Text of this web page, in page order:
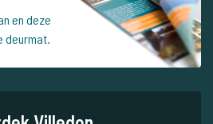
en deze
deurmat.